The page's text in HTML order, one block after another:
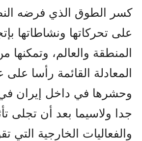
کسر الطوق الذي فرضه
على تحرکاتها ونشاطاتها
المنطقة والعالم، وتمکنها
المعادلة القائمة رأسا
وحشرها في داخل إيران
جدا ولاسيما بعد أن تجلى
والفعاليات الخارجية التي